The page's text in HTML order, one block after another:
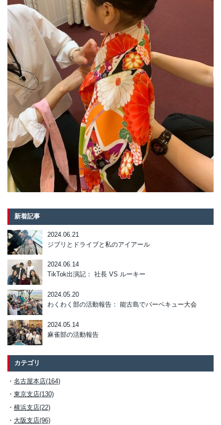
新着記事
2024.06.21
ジブリとドライブと私のアイアール
2024.06.14
TikTok出演記： 社長 VS ルーキー
2024.05.20
わくわく部の活動報告： 能古島でバーベキュー大会
2024.05.14
麻雀部の活動報告
カテゴリ
名古屋本店(164)
東京支店(130)
横浜支店(22)
大阪支店(96)